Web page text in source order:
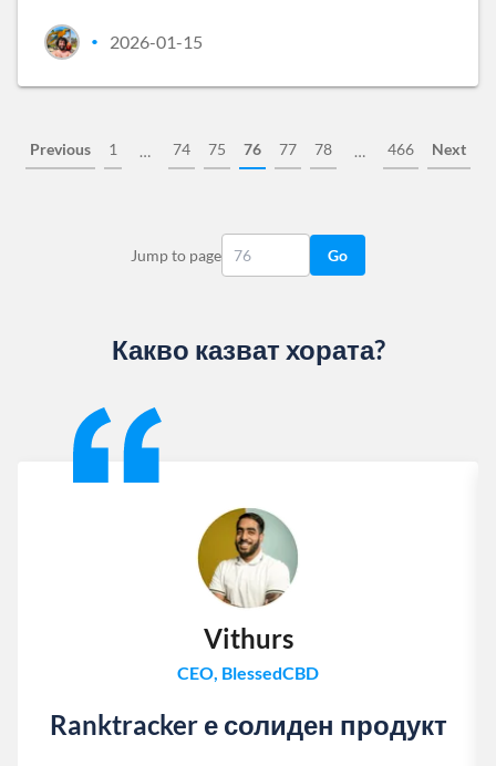
• 2026-01-15
Previous 1 … 74 75 76 77 78 … 466 Next
Jump to page Go
Какво казват хората?
Vithurs
CEO, BlessedCBD
Ranktracker е солиден продукт